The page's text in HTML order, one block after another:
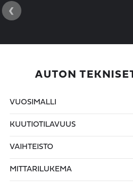
‹
AUTON
VUOSIMALLI
KUUTIOTILAVUUS
VAIHTEISTO
MITTARILUKEMA